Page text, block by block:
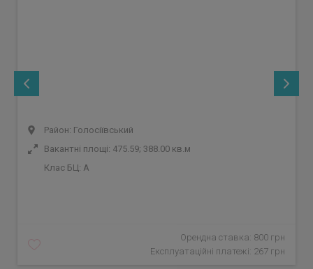
Район: Голосіївський
Вакантні площі: 475.59; 388.00 кв.м
Клас БЦ: A
Орендна ставка: 800 грн
Експлуатаційні платежі: 267 грн